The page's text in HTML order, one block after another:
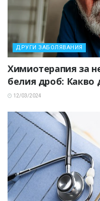
ДРУГИ ЗАБОЛЯВАНИЯ
Химиотерапия за
белия дроб: Какво
12/03/2024